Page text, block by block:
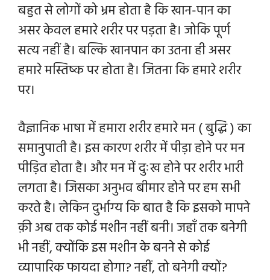
बहुत से लोगों को भ्रम होता है कि खान-पान का
असर केवल हमारे शरीर पर पड़ता है। जोकि पूर्ण
सत्य नहीं है। बल्कि खानपान का उतना ही असर
हमारे मस्तिष्क पर होता है। जितना कि हमारे शरीर
पर।
वैज्ञानिक भाषा में हमारा शरीर हमारे मन ( बुद्धि ) का
समानुपाती है। इस कारण शरीर में पीड़ा होने पर मन
पीड़ित होता है। और मन में दुःख होने पर शरीर भारी
लगता है। जिसका अनुभव बीमार होने पर हम सभी
करते है। लेकिन दुर्भाग्य कि बात है कि इसको मापने
क़ी अब तक कोई मशीन नहीं बनी।जहाँ तक बनेगी
भी नहीं, क्योंकि इस मशीन के बनने से कोई
व्यापारिक फायदा होगा? नहीं, तो बनेगी क्यों?